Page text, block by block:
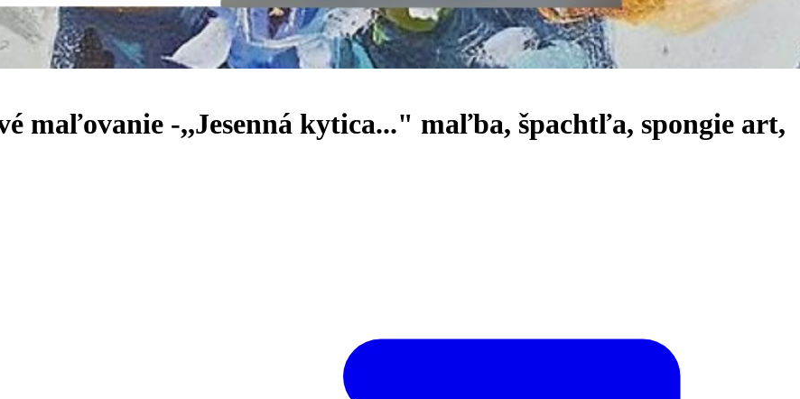
maľovanie -,,Jesenná kytica..." maľba, špachtľa, spongie art,